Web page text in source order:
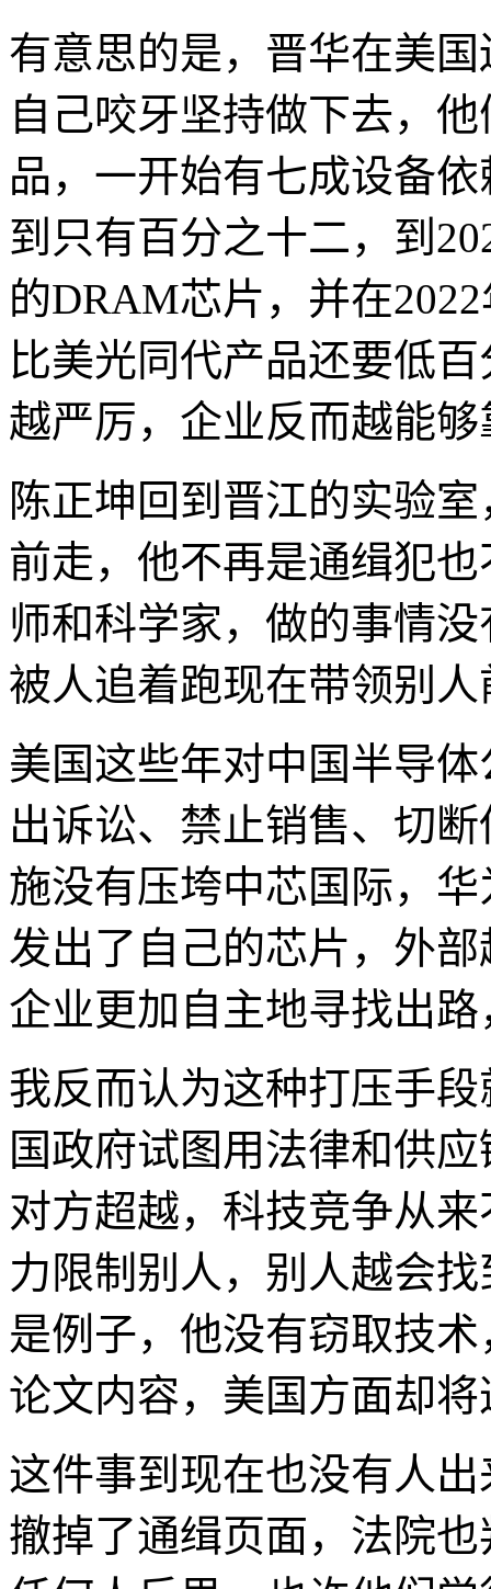
有意思的是，晋华在美
自己咬牙坚持做下去，
品，一开始有七成设备
到只有百分之十二，到
的DRAM芯片，并在
比美光同代产品还要低
越严厉，企业反而越能
陈正坤回到晋江的实验
前走，他不再是通缉犯
师和科学家，做的事情
被人追着跑现在带领别人
美国这些年对中国半导
出诉讼、禁止销售、切
施没有压垮中芯国际，
发出了自己的芯片，外
企业更加自主地寻找出
我反而认为这种打压手
国政府试图用法律和供
对方超越，科技竞争从
力限制别人，别人越会
是例子，他没有窃取技
论文内容，美国方面却
这件事到现在也没有人
撤掉了通缉页面，法院